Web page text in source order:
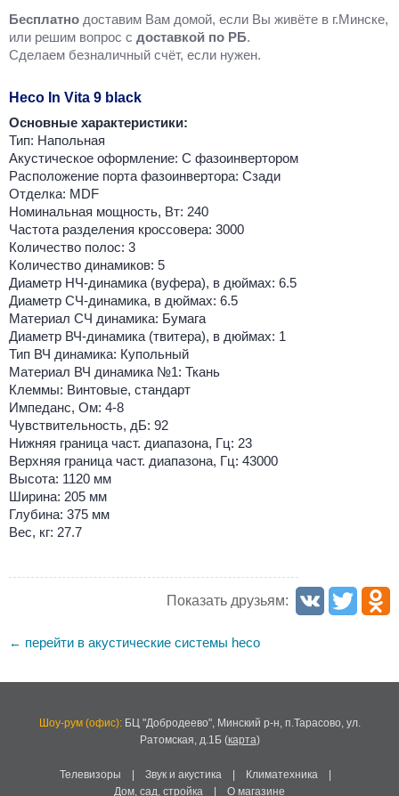
Бесплатно доставим Вам домой, если Вы живёте в г.Минске,
или решим вопрос с доставкой по РБ.
Cделаем безналичный счёт, если нужен.
Heco In Vita 9 black
Основные характеристики:
Тип: Напольная
Акустическое оформление: С фазоинвертором
Расположение порта фазоинвертора: Сзади
Отделка: MDF
Номинальная мощность, Вт: 240
Частота разделения кроссовера: 3000
Количество полос: 3
Количество динамиков: 5
Диаметр НЧ-динамика (вуфера), в дюймах: 6.5
Диаметр СЧ-динамика, в дюймах: 6.5
Материал СЧ динамика: Бумага
Диаметр ВЧ-динамика (твитера), в дюймах: 1
Тип ВЧ динамика: Купольный
Материал ВЧ динамика №1: Ткань
Клеммы: Винтовые, стандарт
Импеданс, Ом: 4-8
Чувствительность, дБ: 92
Нижняя граница част. диапазона, Гц: 23
Верхняя граница част. диапазона, Гц: 43000
Высота: 1120 мм
Ширина: 205 мм
Глубина: 375 мм
Вес, кг: 27.7
Показать друзьям:
← перейти в акустические системы heco
Шоу-рум (офис):БЦ "Добродеево", Минский р-н, п.Тарасово, ул.
Ратомская, д.1Б(карта)
Телевизоры Звук и акустика Климатехника
Дом, сад, стройка
О магазине